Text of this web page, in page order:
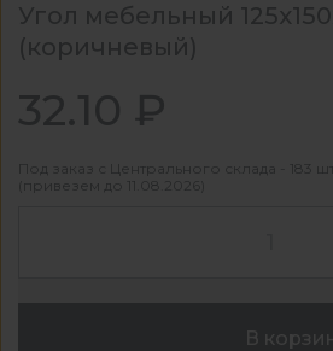
Угол мебельный
(коричневый)
32.10 ₽
Под заказ с Центрального склада - 183 шт
(привезем до 11.08.2026)
В